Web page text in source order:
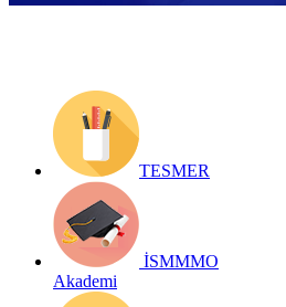
TESMER
İSMMMO
Akademi